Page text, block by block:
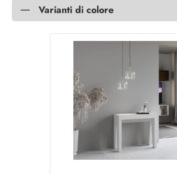
Varianti di colore